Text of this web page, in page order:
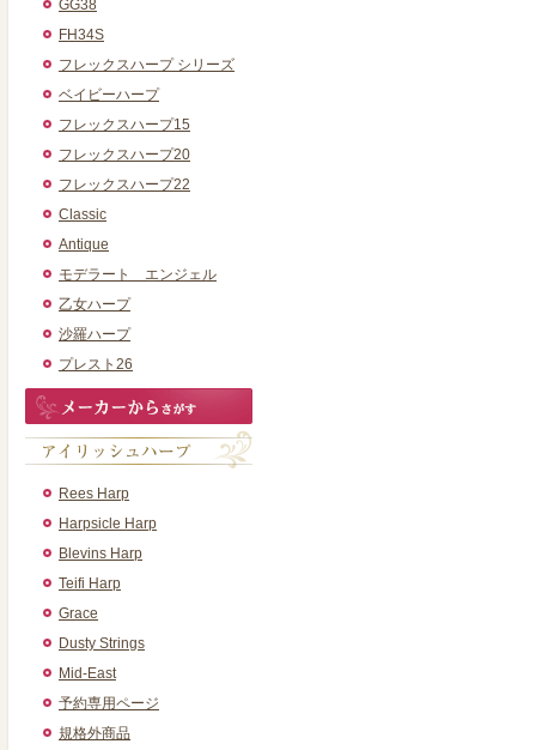
GG38
FH34S
フレックスハープ シリーズ
ベイビーハープ
フレックスハープ15
フレックスハープ20
フレックスハープ22
Classic
Antique
モデラート エンジェル
乙女ハープ
沙羅ハープ
プレスト26
Rees Harp
Harpsicle Harp
Blevins Harp
Teifi Harp
Grace
Dusty Strings
Mid-East
予約専用ページ
規格外商品